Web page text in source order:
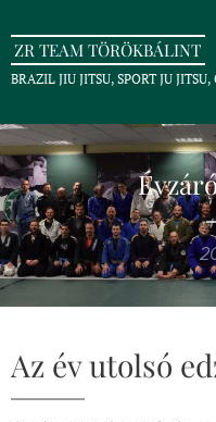
ZR TEAM TÖRÖKBÁLINT
BRAZIL JIU JITSU, SPORT JU
Az év utolsó